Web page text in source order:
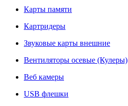
Карты памяти
Картридеры
Звуковые карты внешние
Вентиляторы осевые (Кулеры)
Веб камеры
USB флешки